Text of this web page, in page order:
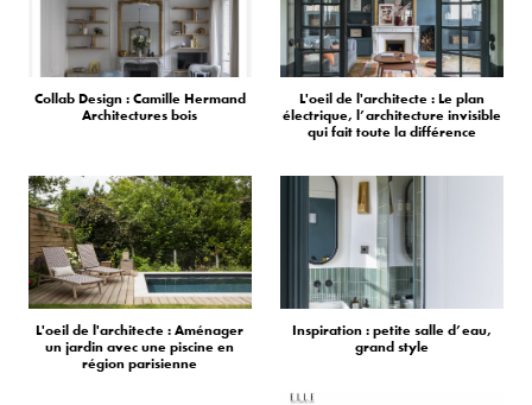
Collab Design : Camille Hermand
Architectures bois
L'oeil de l'architecte : Le plan
électrique, l’architecture invisible
qui fait toute la différence
L'oeil de l'architecte : Aménager
un jardin avec une piscine en
région parisienne
Inspiration : petite salle d’eau,
grand style